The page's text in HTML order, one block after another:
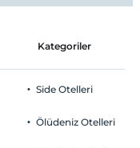
Kategoriler
Side Otelleri
Ölüdeniz Otelleri